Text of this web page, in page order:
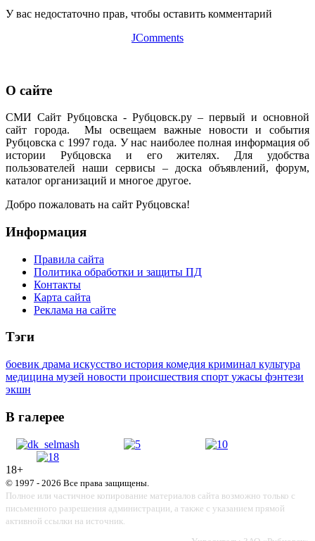
У вас недостаточно прав, чтобы оставить комментарий
JComments
О сайте
СМИ Сайт Рубцовска - Рубцовск.ру – первый и основной
сайт города. Мы освещаем важные новости и события
Рубцовска с 1997 года. У нас наиболее полная информация об
истории Рубцовска и его жителях. Для удобства
пользователей наши сервисы – доска объявлений, форум,
каталог организаций и многое другое.
Добро пожаловать на сайт Рубцовска!
Информация
Правила сайта
Политика обработки и защиты ПД
Контакты
Карта сайта
Реклама на сайте
Тэги
боевик драма искусство история комедия криминал культура
медицина музей новости происшествия спорт ужасы фэнтези
экшн
В галерее
18+
© 1997 - 2026 Все права защищены.
Полное или частичное копирование материалов сайта возможно только с
письменного разрешения администрации, а также с указанием прямой
активной ссылки на источник.